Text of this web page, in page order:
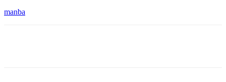
manba